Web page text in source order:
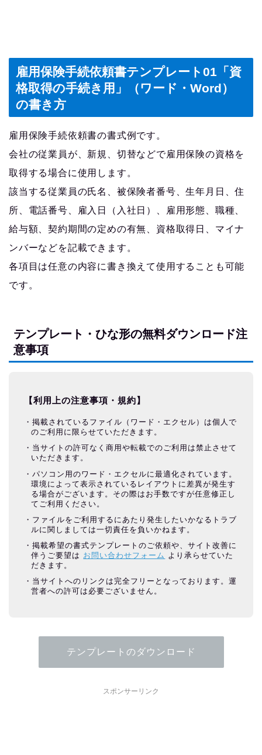
雇用保険手続依頼書テンプレート01「資
格取得の手続き用」（ワード・Word）
の書き方
雇用保険手続依頼書の書式例です。
会社の従業員が、新規、切替などで雇用保険の資格を
取得する場合に使用します。
該当する従業員の氏名、被保険者番号、生年月日、住
所、電話番号、雇入日（入社日）、雇用形態、職種、
給与額、契約期間の定めの有無、資格取得日、マイナ
ンバーなどを記載できます。
各項目は任意の内容に書き換えて使用することも可能
です。
テンプレート・ひな形の無料ダウンロード注
意事項
【利用上の注意事項・規約】
掲載されているファイル（ワード・エクセル）は個人で
のご利用に限らせていただきます。
当サイトの許可なく商用や転載でのご利用は禁止させて
いただきます。
パソコン用のワード・エクセルに最適化されています。
環境によって表示されているレイアウトに差異が発生す
る場合がございます。その際はお手数ですが任意修正し
てご利用ください。
ファイルをご利用するにあたり発生したいかなるトラブ
ルに関しましては一切責任を負いかねます。
掲載希望の書式テンプレートのご依頼や、サイト改善に
伴うご要望は お問い合わせフォーム より承らせていた
だきます。
当サイトへのリンクは完全フリーとなっております。運
営者への許可は必要ございません。
テンプレートのダウンロード
スポンサーリンク